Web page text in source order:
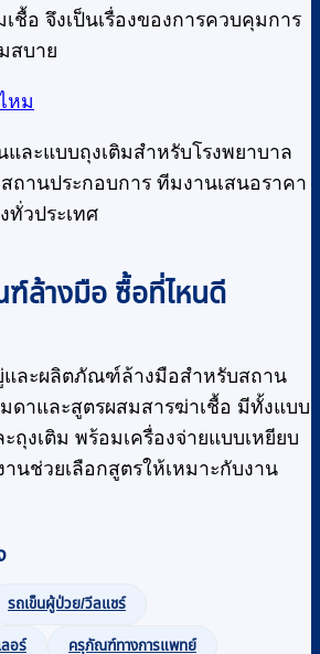
ชื้อ จึงเป็นเรื่องของการควบคุมการ
สบาย
หม
ละแบบถุงเติมสำหรับโรงพยาบาล
ถานประกอบการ ทีมงานเสนอราคา
ทั่วประเทศ
ล้างมือ ซื้อที่ไหนดี
และผลิตภัณฑ์ล้างมือสำหรับสถาน
ดาและสูตรผสมสารฆ่าเชื้อ มีทั้งแบบ
งเติม พร้อมเครื่องจ่ายแบบเหยียบ
นช่วยเลือกสูตรให้เหมาะกับงาน
รถเข็นผู้ป่วย/วีลแชร์
ลอร์ ครุภัณฑ์ทางการแพทย์